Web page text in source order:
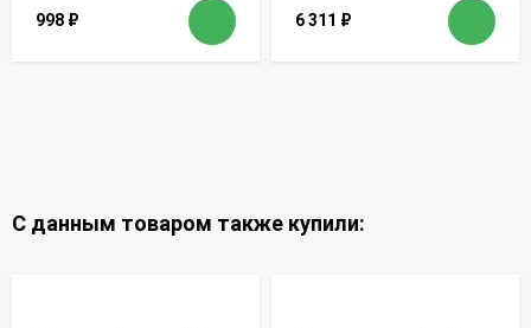
998 ₽ 6 311 ₽
С данным товаром также купили: